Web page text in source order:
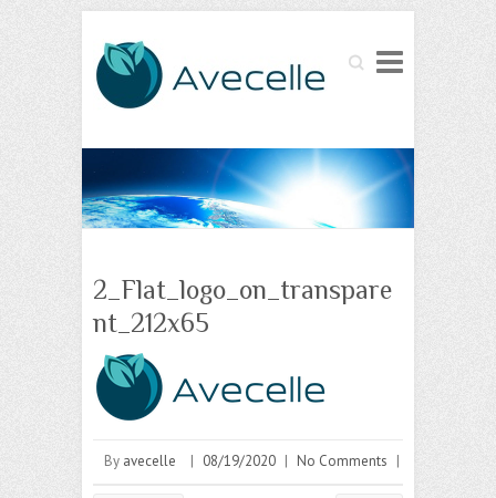
Search
2_Flat_logo_on_transpare
nt_212x65
By avecelle | 08/19/2020 | No Comments |